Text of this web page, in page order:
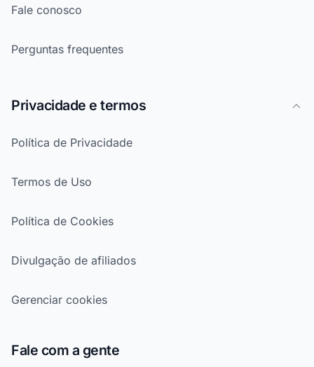
Fale conosco
Perguntas frequentes
Privacidade e termos
Política de Privacidade
Termos de Uso
Política de Cookies
Divulgação de afiliados
Gerenciar cookies
Fale com a gente